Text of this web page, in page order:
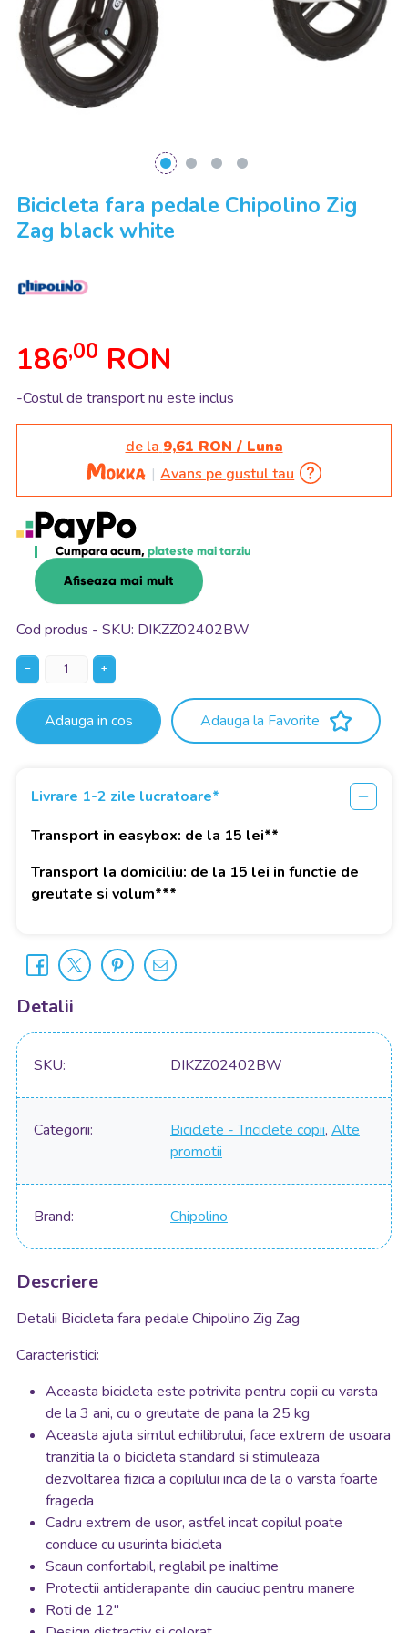
Bicicleta fara pedale Chipolino Zig
Zag black white
186,00 RON
-Costul de transport nu este inclus
de la 9,61 RON / Luna
Avans pe gustul tau
Cumpara acum, plateste mai tarziu
Afiseaza mai mult
Cod produs - SKU DIKZZ02402BW
− +
Adauga in cos Adauga la Favorite
Livrare 1-2 zile lucratoare*
Transport in easybox: de la 15 lei**
Transport la domiciliu: de la 15 lei in functie de
greutate si volum***
Detalii
SKU DIKZZ02402BW
Categorii Biciclete - Triciclete copii, Alte
promotii
Brand Chipolino
Descriere
Detalii Bicicleta fara pedale Chipolino Zig Zag
Caracteristici:
Aceasta bicicleta este potrivita pentru copii cu varsta
de la 3 ani, cu o greutate de pana la 25 kg
Aceasta ajuta simtul echilibrului, face extrem de usoara
tranzitia la o bicicleta standard si stimuleaza
dezvoltarea fizica a copilului inca de la o varsta foarte
frageda
Cadru extrem de usor, astfel incat copilul poate
conduce cu usurinta bicicleta
Scaun confortabil, reglabil pe inaltime
Protectii antiderapante din cauciuc pentru manere
Roti de 12"